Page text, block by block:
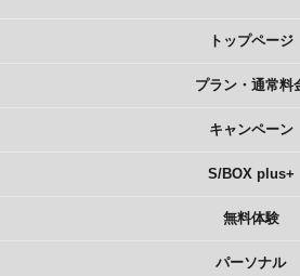
トップページ
プラン・通常料
キャンペーン
S/BOX plus+
無料体験
パーソナル